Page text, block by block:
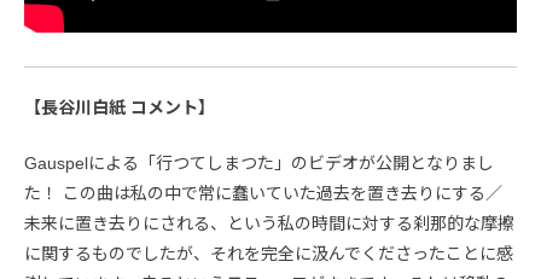
【長谷川白紙 コメント】
Gauspelによる「行つてしまつた」のビデオが公開となりまし
た！ この曲は私の中で常に蠢いていた過去を置き去りにする／
未来に置き去りにされる、という私の時間に対する刹那的な摩擦
に関するものでしたが、それを完全に汲んでくださったことに感